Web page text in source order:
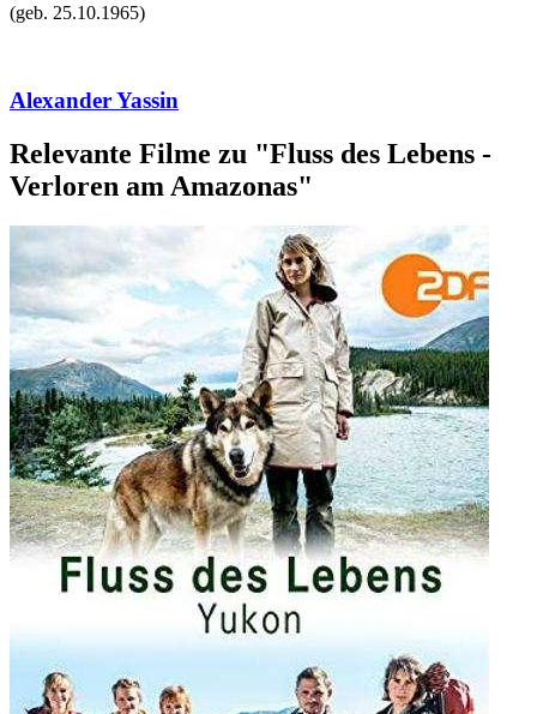
(geb. 25.10.1965)
Alexander Yassin
Relevante Filme zu "Fluss des Lebens -
Verloren am Amazonas"